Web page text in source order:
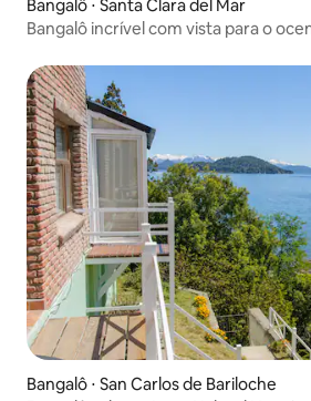
felicidade consigo não só a
às pessoas ao seu redor, mas também
tendem a sair ainda mais felizes.
Bangalô ⋅ Santa Clara del Mar
Bangalô incrível com vista para o
Bangalô ⋅ San Carlos de Bariloche